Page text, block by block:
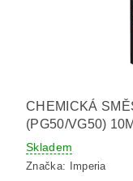
CHEMICKÁ
(PG50/VG50)
Skladem
Značka: Imperia